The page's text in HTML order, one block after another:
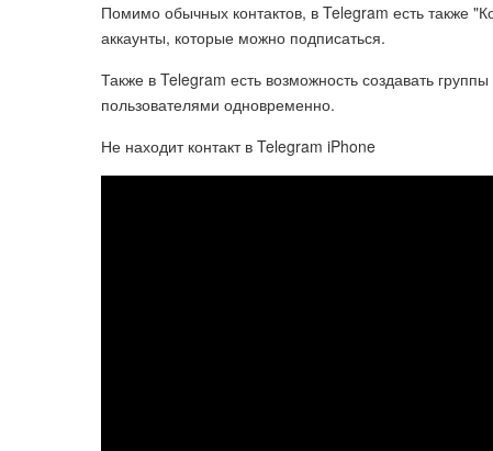
Помимо обычных контактов, в Telegram есть также
аккаунты, которые можно подписаться.
Также в Telegram есть возможность создавать
пользователями одновременно.
Не находит контакт в Telegram iPhone